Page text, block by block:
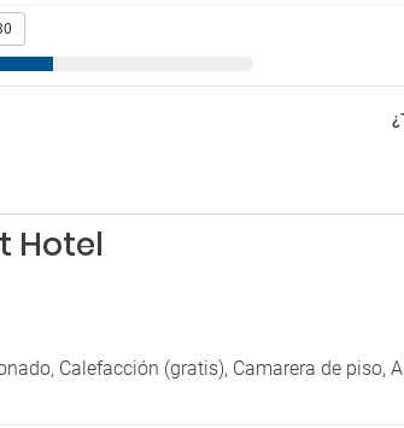
Hotel
Calefacción (gratis), Camarera de piso,